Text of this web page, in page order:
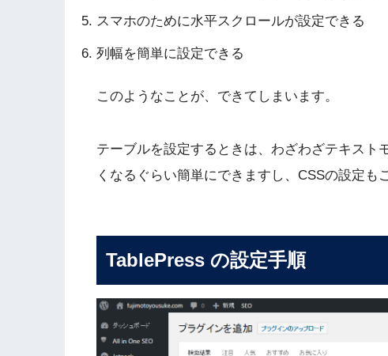
スマホのために水平スクロールが設定できる
列幅を簡単に設定できる
このようなことが、できてしまいます。
テーブルを設定するときは、わざわざテキスト
くなるぐらい簡単にできますし、CSSの設定も
TablePress の設定手順